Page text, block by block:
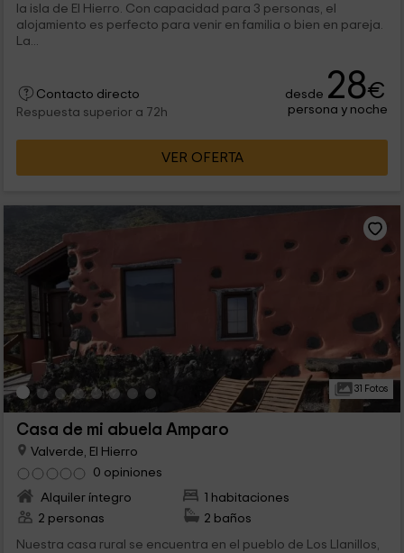
la isla de El Hierro. Con capacidad para 3 personas, el
alojamiento es perfecto para venir en familia o bien en pareja.
La...
Contacto directo
Respuesta superior a 72h
desde 28€
persona y noche
VER OFERTA
31 Fotos
Casa de mi abuela Amparo
Valverde, El Hierro
0 opiniones
Alquiler íntegro
1 habitaciones
2 personas
2 baños
Nuestra casa rural se encuentra en el pueblo de Los Llanillos,